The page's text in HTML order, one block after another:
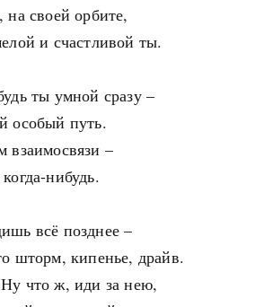
своей орбите,
и счастливой ты.
ты умной сразу –
особый путь.
–
нибудь.
всё позднее –
шторм, кипенье, драйв.
что ж, иди за нею,